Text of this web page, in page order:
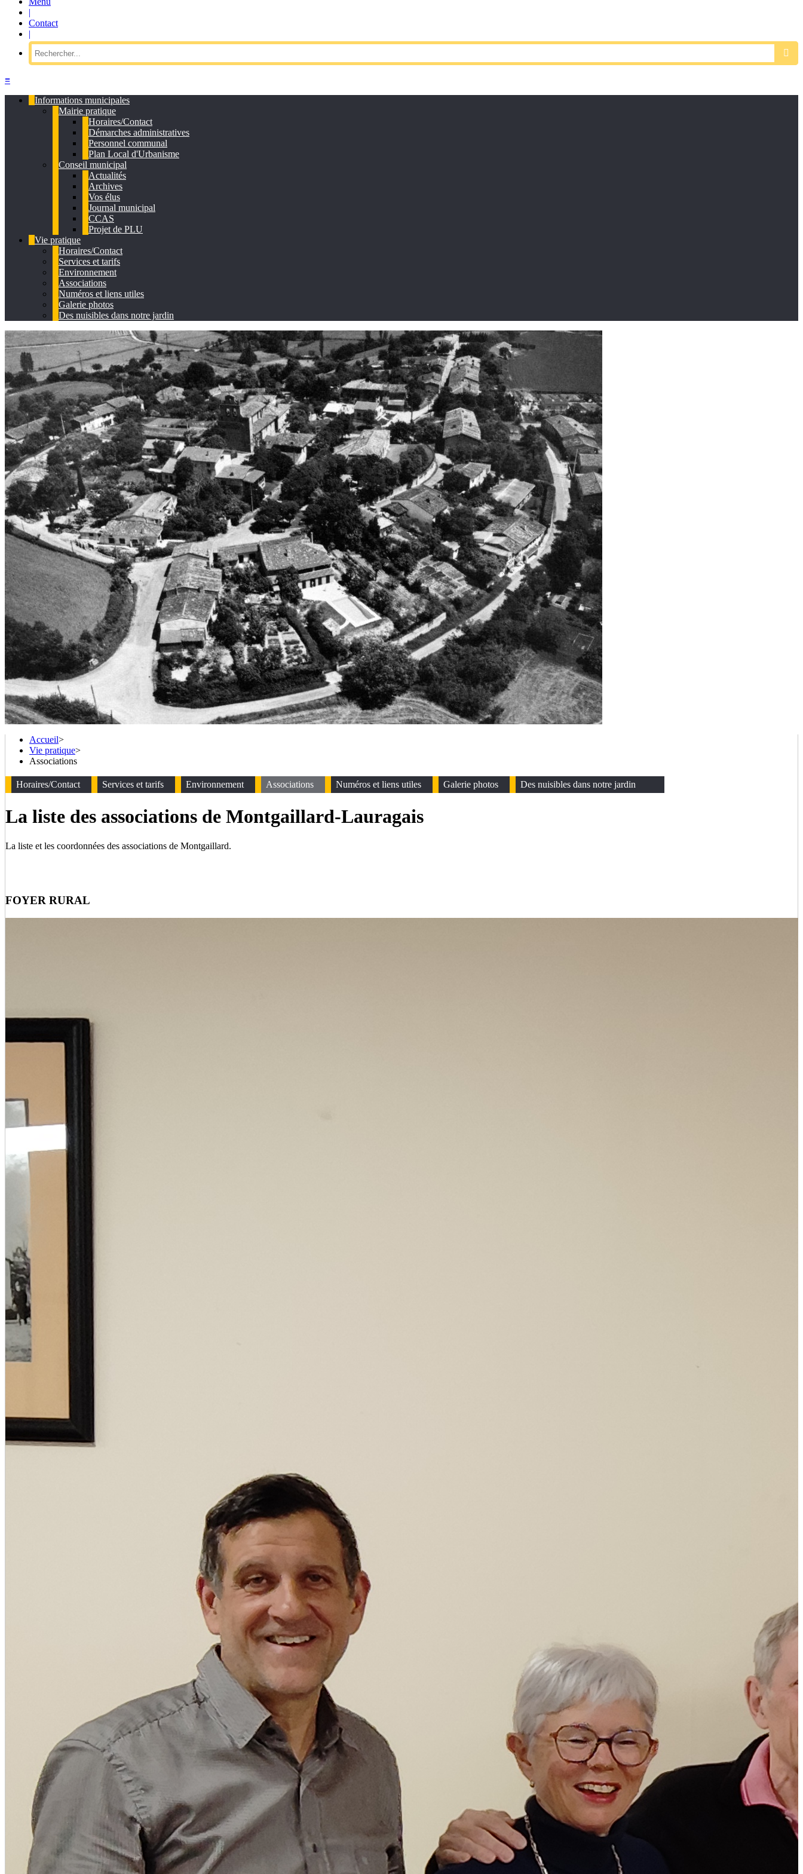
|
Contact
|
≡
Informations municipales
Mairie pratique
Horaires/Contact
Démarches administratives
Personnel communal
Plan Local d'Urbanisme
Conseil municipal
Actualités
Archives
Vos élus
Journal municipal
CCAS
Projet de PLU
Vie pratique
Horaires/Contact
Services et tarifs
Environnement
Associations
Numéros et liens utiles
Galerie photos
Des nuisibles dans notre jardin
Accueil>
Vie pratique>
Associations
Horaires/Contact Services et tarifs Environnement Associations Numéros et liens utiles Galerie photos Des nuisibles dans notre jardin
La liste des associations de Montgaillard-Lauragais
La liste et les coordonnées des associations de Montgaillard.
FOYER RURAL